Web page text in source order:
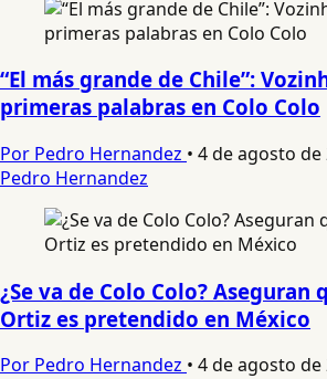
“El más grande de Chile”:
primeras palabras en Colo Colo
Por Pedro Hernandez • 4 de agosto de
Pedro Hernandez
¿Se va de Colo Colo? Aseguran
Ortiz es pretendido en México
Por Pedro Hernandez • 4 de agosto de